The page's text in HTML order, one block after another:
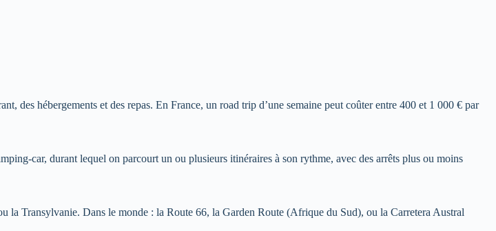
des hébergements et des repas. En France, un road trip d’une semaine peut coûter entre 400 et 1 000 € par
car, durant lequel on parcourt un ou plusieurs itinéraires à son rythme, avec des arrêts plus ou moins
Transylvanie. Dans le monde : la Route 66, la Garden Route (Afrique du Sud), ou la Carretera Austral